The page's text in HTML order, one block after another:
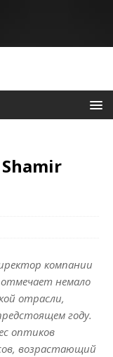
компании
немало
отрасли,
году.
оптиков
возрастающий